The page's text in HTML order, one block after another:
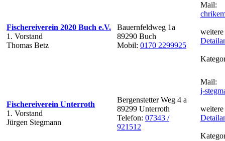
Fischereiverein 2020 Buch e.V.
1. Vorstand
Thomas Betz
Bauernfeldweg 1a
89290 Buch
Mobil: 0170 2299925
Mail:
Fischereiverein Unterroth
1. Vorstand
Jürgen Stegmann
Bergenstetter Weg 4 a
89299 Unterroth
Telefon: 07343 /
921512
Mail:
j-